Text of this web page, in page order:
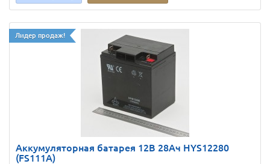
Лидер продаж!
Аккумуляторная батарея 12В 28Ач HYS12280
(FS111A)